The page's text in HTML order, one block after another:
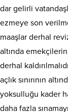
dar gelirli
ezmeye son
maaşlar derhal
altında
derhal
açlık sınırının
yoksulluğu kader
daha fazla